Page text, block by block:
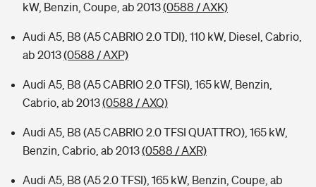
kW, Benzin, Coupe, ab 2013(0588 / AXK)
Audi A5, B8 (A5 CABRIO 2.0 TDI), 110 kW, Diesel, Cabrio,
ab 2013(0588 / AXP)
Audi A5, B8 (A5 CABRIO 2.0 TFSI), 165 kW, Benzin,
Cabrio, ab 2013(0588 / AXQ)
Audi A5, B8 (A5 CABRIO 2.0 TFSI QUATTRO), 165 kW,
Benzin, Cabrio, ab 2013(0588 / AXR)
Audi A5, B8 (A5 2.0 TFSI), 165 kW, Benzin, Coupe, ab